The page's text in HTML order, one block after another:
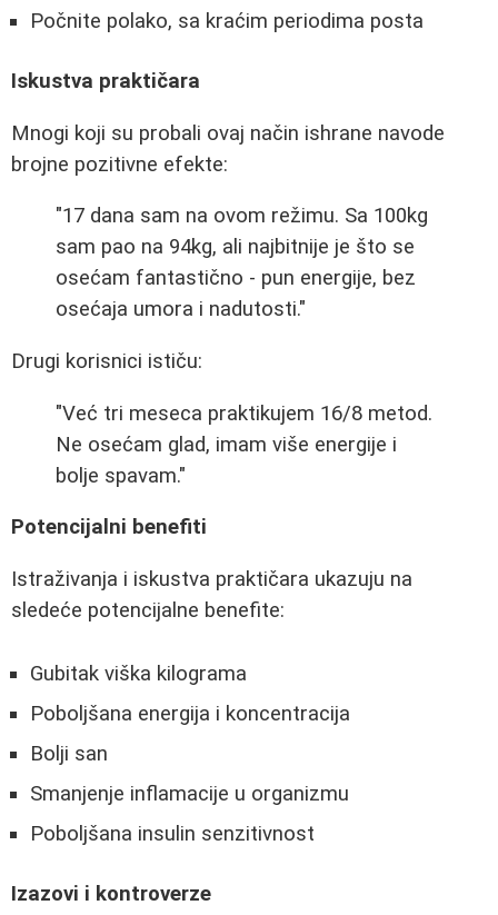
Počnite polako, sa kraćim periodima posta
Iskustva praktičara
Mnogi koji su probali ovaj način ishrane navode
brojne pozitivne efekte:
"17 dana sam na ovom režimu. Sa 100kg
sam pao na 94kg, ali najbitnije je što se
osećam fantastično - pun energije, bez
osećaja umora i nadutosti."
Drugi korisnici ističu:
"Već tri meseca praktikujem 16/8 metod.
Ne osećam glad, imam više energije i
bolje spavam."
Potencijalni benefiti
Istraživanja i iskustva praktičara ukazuju na
sledeće potencijalne benefite:
Gubitak viška kilograma
Poboljšana energija i koncentracija
Bolji san
Smanjenje inflamacije u organizmu
Poboljšana insulin senzitivnost
Izazovi i kontroverze